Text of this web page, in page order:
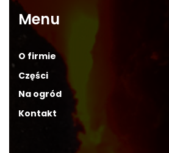
Menu
O firmie
Części
Na ogród
Kontakt